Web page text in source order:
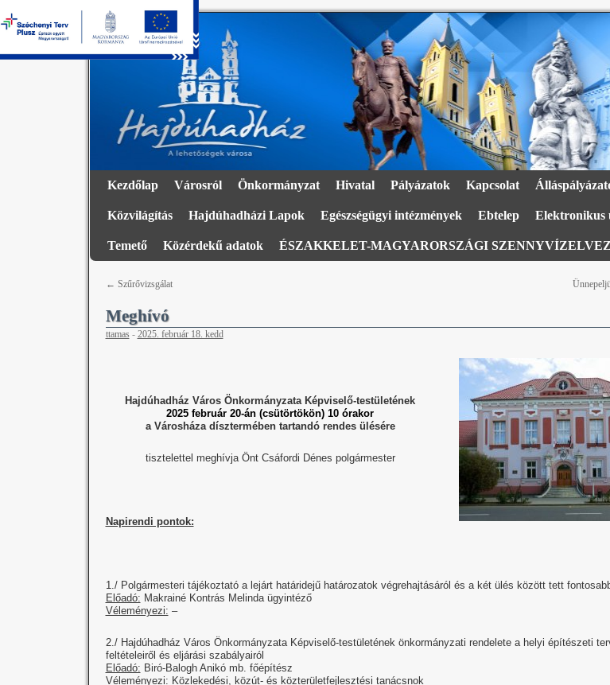
Kezdőlap Városról Önkormányzat Hivatal Pályázatok Kapcsolat
Közvilágítás Hajdúhadházi Lapok Egészségügyi intézmények Ebtelep Elektronikus
Temető Közérdekű adatok ÉSZAKKELET-MAGYARORSZÁGI
← Szűrővizsgálat
Meghívó
ttamas- 2025. február 18. kedd
Hajdúhadház Város Önkormányzata Képviselő-testületének
2025 február 20-án (csütörtökön) 10 órakor
a Városháza dísztermében tartandó rendes ülésére
tisztelettel meghívja Önt Csáfordi Dénes polgármester
Napirendi pontok:
1./ Polgármesteri tájékoztató a lejárt határidejű határozatok végrehajtásáról és a két ülés között tett
Előadó: Makrainé Kontrás Melinda ügyintéző
Véleményezi: –
2./ Hajdúhadház Város Önkormányzata Képviselő-testületének önkormányzati rendelete a helyi építészeti
feltételeiről és eljárási szabályairól
Előadó: Biró-Balogh Anikó mb. főépítész
Véleményezi: Közlekedési, közút- és közterületfejlesztési tanácsnok